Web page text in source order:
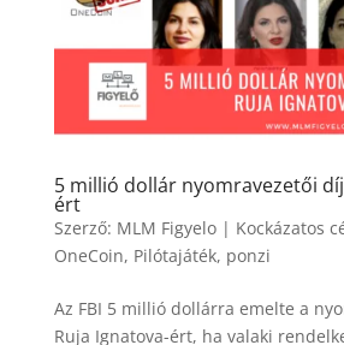
5 millió dollár nyomravezetői
ért
Szerző: MLM Figyelo| Kockázatos
OneCoin, Pilótajáték, ponzi
Az FBI 5 millió dollárra emelte a
Ruja Ignatova-ért, ha valaki